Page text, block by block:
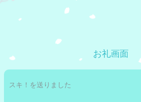
お礼画面
スキ！を送りました